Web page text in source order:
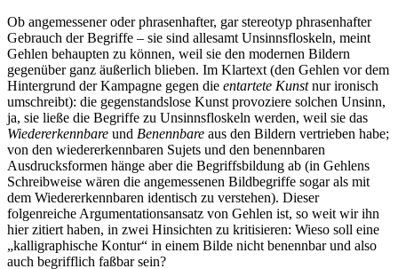
Ob angemessener oder phrasenhafter, gar stereotyp phrasenhafter
Gebrauch der Begriffe – sie sind allesamt Unsinnsfloskeln, meint
Gehlen behaupten zu können, weil sie den modernen Bildern
gegenüber ganz äußerlich blieben. Im Klartext (den Gehlen vor dem
Hintergrund der Kampagne gegen die entartete Kunstnur ironisch
umschreibt): die gegenstandslose Kunst provoziere solchen Unsinn,
ja, sie ließe die Begriffe zu Unsinnsfloskeln werden, weil sie das
Wiedererkennbare und Benennbare aus den Bildern vertrieben habe;
von den wiedererkennbaren Sujets und den benennbaren
Ausdrucksformen hänge aber die Begriffsbildung ab (in Gehlens
Schreibweise wären die angemessenen Bildbegriffe sogar als mit
dem Wiedererkennbaren identisch zu verstehen). Dieser
folgenreiche Argumentationsansatz von Gehlen ist, so weit wir ihn
hier zitiert haben, in zwei Hinsichten zu kritisieren: Wieso soll eine
„kalligraphische Kontur“ in einem Bilde nicht benennbar und also
auch begrifflich faßbar sein?